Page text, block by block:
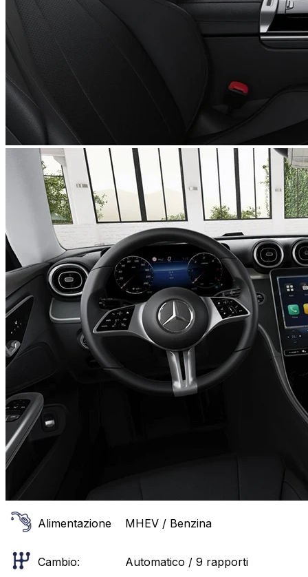
Alimentazione MHEV / Benzina
Cambio: Automatico / 9 rapporti